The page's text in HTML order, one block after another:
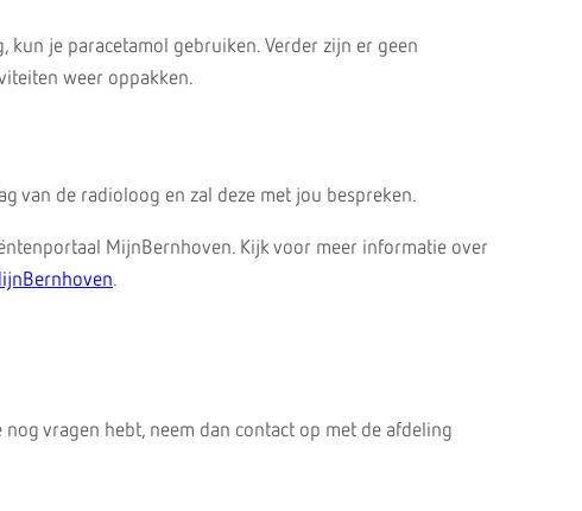
kun je paracetamol gebruiken. Verder zijn er geen
weer oppakken.
van de radioloog en zal deze met jou bespreken.
MijnBernhoven. Kijk voor meer informatie over
.
vragen hebt, neem dan contact op met de afdeling